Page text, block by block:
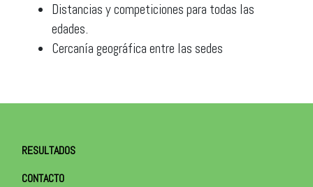
Distancias y competiciones para todas las
edades.
Cercanía geográfica entre las sedes
RESULTADOS
CONTACTO